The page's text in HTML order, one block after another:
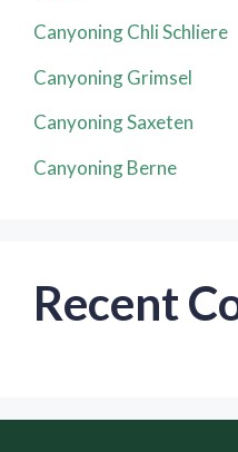
Canyoning Chli Schliere
Canyoning Grimsel
Canyoning Saxeten
Canyoning Berne
Recent